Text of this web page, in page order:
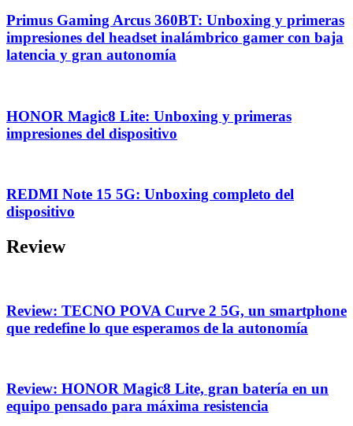
Primus Gaming Arcus 360BT: Unboxing y primeras
impresiones del headset inalámbrico gamer con baja
latencia y gran autonomía
HONOR Magic8 Lite: Unboxing y primeras
impresiones del dispositivo
REDMI Note 15 5G: Unboxing completo del
dispositivo
Review
Review: TECNO POVA Curve 2 5G, un smartphone
que redefine lo que esperamos de la autonomía
Review: HONOR Magic8 Lite, gran batería en un
equipo pensado para máxima resistencia